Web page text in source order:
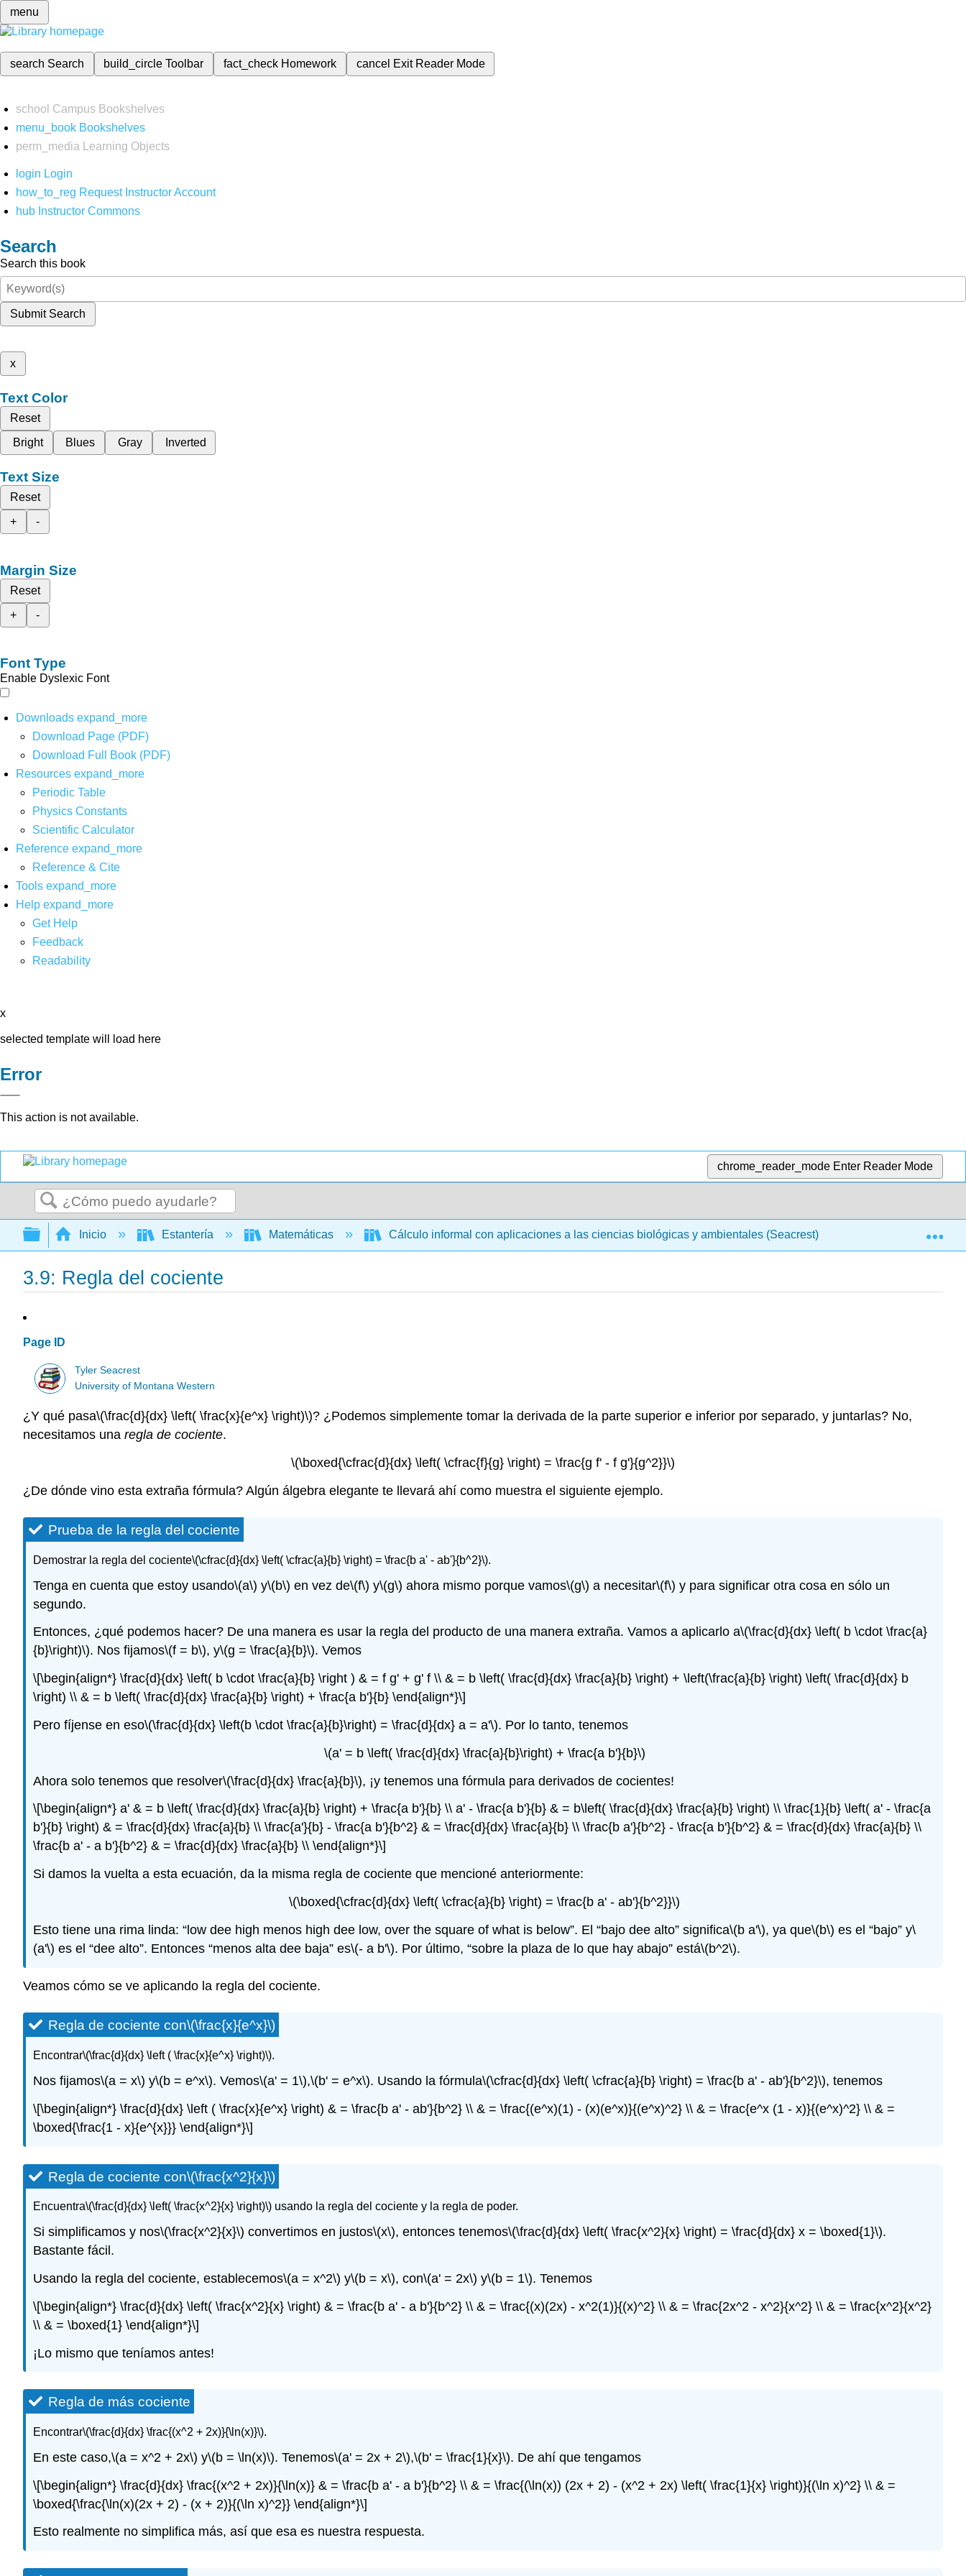
menu
search Search build_circleToolbar fact_check Homework cancel Exit Reader Mode
school Campus Bookshelves
menu_book Bookshelves
perm_media
Learning Objects
login Login
how_to_reg Request Instructor Account
hub Instructor Commons
Search
Search this book
Submit Search
x
Text Color
Reset
Bright
Blues Gray Inverted
Text Size
Reset
+
-
Margin Size
Reset
+
-
Font Type
Enable Dyslexic Font
Downloads expand_more
Download Page (PDF)
Download Full Book (PDF)
Resources expand_more
Periodic Table
Physics Constants
Scientific Calculator
Reference expand_more
Reference & Cite
Tools expand_more
Help expand_more
Get Help
Feedback
Readability
x
selected template will load here
Error
This action is not available.
chrome_reader_mode Enter Reader Mode
Buscar
Expandir/contraer jerarquía global
Inicio Estantería Matemáticas Cálculo informal con aplicaciones a las ciencias biológicas y ambientales (Seacrest) 3: Reglas para
3.9: Regla del cociente
Page ID
Tyler Seacrest
University of Montana Western
¿Y qué pasa\(\frac{d}{dx} \left( \frac{x}{e^x} \right)\)? ¿Podemos simplemente tomar la derivada de la parte superior e inferior por separado, y juntarlas? No,
necesitamos una regla de cociente.
\(\boxed{\cfrac{d}{dx} \left( \cfrac{f}{g} \right) = \frac{g f' - f g'}{g^2}}\)
¿De dónde vino esta extraña fórmula? Algún álgebra elegante te llevará ahí como muestra el siguiente ejemplo.
Prueba de la regla del cociente
Demostrar la regla del cociente\(\cfrac{d}{dx} \left( \cfrac{a}{b} \right) = \frac{b a' - ab'}{b^2}\).
Tenga en cuenta que estoy usando\(a\) y\(b\) en vez de\(f\) y\(g\) ahora mismo porque vamos\(g\) a necesitar\(f\) y para significar otra cosa en sólo un
segundo.
Entonces, ¿qué podemos hacer? De una manera es usar la regla del producto de una manera extraña. Vamos a aplicarlo a\(\frac{d}{dx} \left( b \cdot \frac{a}
{b}\right)\). Nos fijamos\(f = b\), y\(g = \frac{a}{b}\). Vemos
\[\begin{align*} \frac{d}{dx} \left( b \cdot \frac{a}{b} \right ) & = f g' + g' f \\ & = b \left( \frac{d}{dx} \frac{a}{b} \right) + \left(\frac{a}{b} \right) \left( \frac{d}{dx} b
\right) \\ & = b \left( \frac{d}{dx} \frac{a}{b} \right) + \frac{a b'}{b} \end{align*}\]
Pero fíjense en eso\(\frac{d}{dx} \left(b \cdot \frac{a}{b}\right) = \frac{d}{dx} a = a'\). Por lo tanto, tenemos
\(a' = b \left( \frac{d}{dx} \frac{a}{b}\right) + \frac{a b'}{b}\)
Ahora solo tenemos que resolver\(\frac{d}{dx} \frac{a}{b}\), ¡y tenemos una fórmula para derivados de cocientes!
\[\begin{align*} a' & = b \left( \frac{d}{dx} \frac{a}{b} \right) + \frac{a b'}{b} \\ a' - \frac{a b'}{b} & = b\left( \frac{d}{dx} \frac{a}{b} \right) \\ \frac{1}{b} \left( a' - \frac{a
b'}{b} \right) & = \frac{d}{dx} \frac{a}{b} \\ \frac{a'}{b} - \frac{a b'}{b^2} & = \frac{d}{dx} \frac{a}{b} \\ \frac{b a'}{b^2} - \frac{a b'}{b^2} & = \frac{d}{dx} \frac{a}{b} \\
\frac{b a' - a b'}{b^2} & = \frac{d}{dx} \frac{a}{b} \\ \end{align*}\]
Si damos la vuelta a esta ecuación, da la misma regla de cociente que mencioné anteriormente:
\(\boxed{\cfrac{d}{dx} \left( \cfrac{a}{b} \right) = \frac{b a' - ab'}{b^2}}\)
Esto tiene una rima linda: “low dee high menos high dee low, over the square of what is below”. El “bajo dee alto” significa\(b a'\), ya que\(b\) es el “bajo” y\
(a'\) es el “dee alto”. Entonces “menos alta dee baja” es\(- a b'\). Por último, “sobre la plaza de lo que hay abajo” está\(b^2\).
Veamos cómo se ve aplicando la regla del cociente.
Regla de cociente con\(\frac{x}{e^x}\)
Encontrar\(\frac{d}{dx} \left ( \frac{x}{e^x} \right)\).
Nos fijamos\(a = x\) y\(b = e^x\). Vemos\(a' = 1\),\(b' = e^x\). Usando la fórmula\(\cfrac{d}{dx} \left( \cfrac{a}{b} \right) = \frac{b a' - ab'}{b^2}\), tenemos
\[\begin{align*} \frac{d}{dx} \left ( \frac{x}{e^x} \right) & = \frac{b a' - ab'}{b^2} \\ & = \frac{(e^x)(1) - (x)(e^x)}{(e^x)^2} \\ & = \frac{e^x (1 - x)}{(e^x)^2} \\ & =
\boxed{\frac{1 - x}{e^{x}}} \end{align*}\]
Regla de cociente con\(\frac{x^2}{x}\)
Encuentra\(\frac{d}{dx} \left( \frac{x^2}{x} \right)\) usando la regla del cociente y la regla de poder.
Si simplificamos y nos\(\frac{x^2}{x}\) convertimos en justos\(x\), entonces tenemos\(\frac{d}{dx} \left( \frac{x^2}{x} \right) = \frac{d}{dx} x = \boxed{1}\).
Bastante fácil.
Usando la regla del cociente, establecemos\(a = x^2\) y\(b = x\), con\(a' = 2x\) y\(b = 1\). Tenemos
\[\begin{align*} \frac{d}{dx} \left( \frac{x^2}{x} \right) & = \frac{b a' - a b'}{b^2} \\ & = \frac{(x)(2x) - x^2(1)}{(x)^2} \\ & = \frac{2x^2 - x^2}{x^2} \\ & = \frac{x^2}{x^2}
\\ & = \boxed{1} \end{align*}\]
¡Lo mismo que teníamos antes!
Regla de más cociente
Encontrar\(\frac{d}{dx} \frac{(x^2 + 2x)}{\ln(x)}\).
En este caso,\(a = x^2 + 2x\) y\(b = \ln(x)\). Tenemos\(a' = 2x + 2\),\(b' = \frac{1}{x}\). De ahí que tengamos
\[\begin{align*} \frac{d}{dx} \frac{(x^2 + 2x)}{\ln(x)} & = \frac{b a' - a b'}{b^2} \\ & = \frac{(\ln(x)) (2x + 2) - (x^2 + 2x) \left( \frac{1}{x} \right)}{(\ln x)^2} \\ & =
\boxed{\frac{\ln(x)(2x + 2) - (x + 2)}{(\ln x)^2}} \end{align*}\]
Esto realmente no simplifica más, así que esa es nuestra respuesta.